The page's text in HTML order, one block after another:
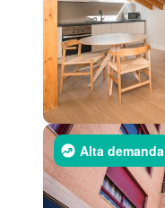
Alta demanda